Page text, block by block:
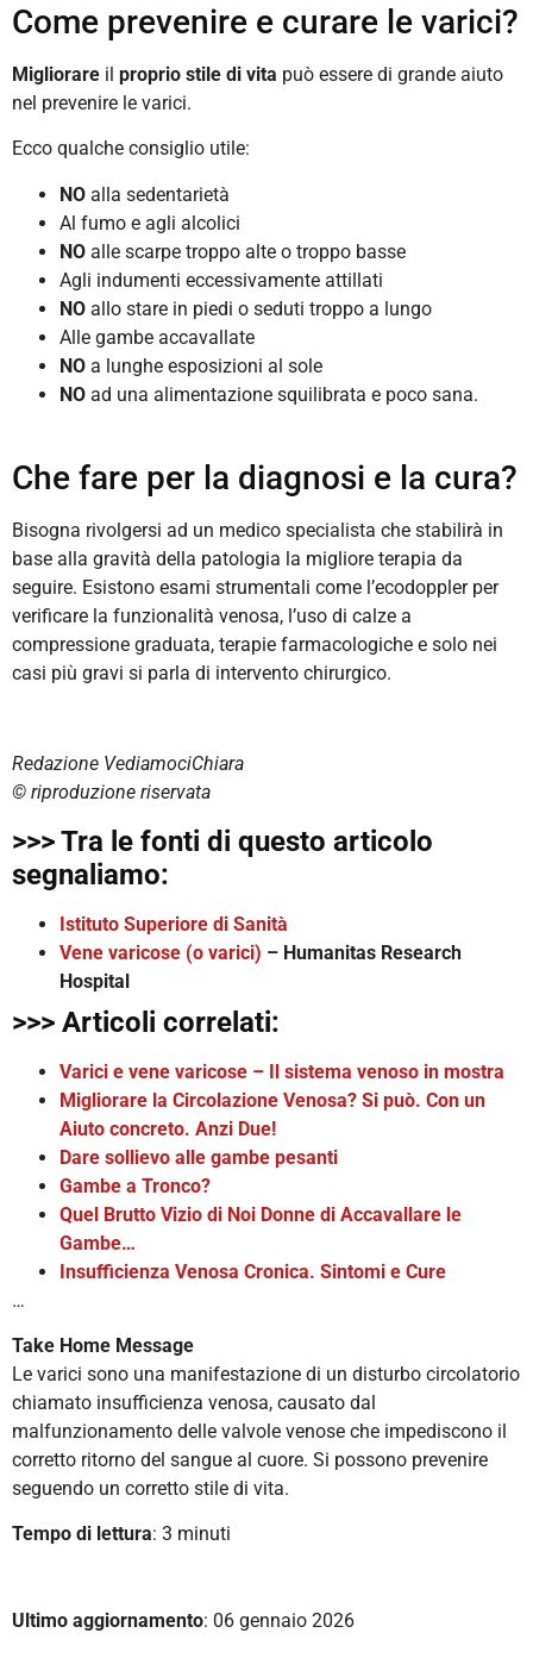
Come prevenire e curare le varici?
Migliorare il proprio stile di vita può essere di grande aiuto
nel prevenire le varici.
Ecco qualche consiglio utile:
NO alla sedentarietà
Al fumo e agli alcolici
NO alle scarpe troppo alte o troppo basse
Agli indumenti eccessivamente attillati
NO allo stare in piedi o seduti troppo a lungo
Alle gambe accavallate
NO a lunghe esposizioni al sole
NO ad una alimentazione squilibrata e poco sana.
Che fare per la diagnosi e la cura?
Bisogna rivolgersi ad un medico specialista che stabilirà in
base alla gravità della patologia la migliore terapia da
seguire. Esistono esami strumentali come l’ecodoppler per
verificare la funzionalità venosa, l’uso di calze a
compressione graduata, terapie farmacologiche e solo nei
casi più gravi si parla di intervento chirurgico.
Redazione VediamociChiara
©️ riproduzione riservata
>>> Tra le fonti di questo articolo
segnaliamo:
Istituto Superiore di Sanità
Vene varicose (o varici) – Humanitas Research
Hospital
>>> Articoli correlati:
Varici e vene varicose – Il sistema venoso in mostra
Migliorare la Circolazione Venosa? Si può. Con un
Aiuto concreto. Anzi Due!
Dare sollievo alle gambe pesanti
Gambe a Tronco?
Quel Brutto Vizio di Noi Donne di Accavallare le
Gambe…
Insufficienza Venosa Cronica. Sintomi e Cure
…
Take Home Message
Le varici sono una manifestazione di un disturbo circolatorio
chiamato insufficienza venosa, causato dal
malfunzionamento delle valvole venose che impediscono il
corretto ritorno del sangue al cuore. Si possono prevenire
seguendo un corretto stile di vita.
Tempo di lettura: 3 minuti
Ultimo aggiornamento: 06 gennaio 2026